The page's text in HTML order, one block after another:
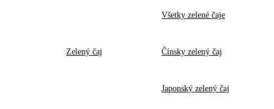
Zelený čaj
Všetky zelené čaje
Čínsky zelený čaj
Japonský zelený čaj